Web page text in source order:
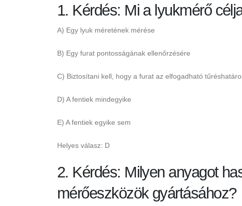
1. Kérdés: Mi a lyukmérő
A) Egy lyuk méretének mérése
B) Egy furat pontosságának ellenőrzésére
C) Biztosítani kell, hogy a furat az elfogadható
D) A fentiek mindegyike
E) A fentiek egyike sem
Helyes válasz: D
2. Kérdés: Milyen anyagot
mérőeszközök gyártásához?